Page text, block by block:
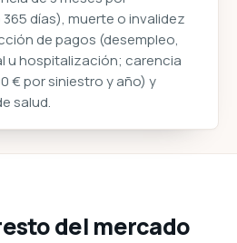
días), muerte o invalidez
de pagos (desempleo,
u hospitalización; carencia
€ por siniestro y año) y
salud.
del mercado